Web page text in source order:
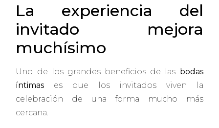
La experiencia del
invitado mejora
muchísimo
Uno de los grandes beneficios de las bodas
íntimas es que los invitados viven la
celebración de una forma mucho más
cercana.